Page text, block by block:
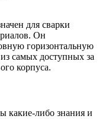
для сварки
Он
горизонтальную
самых доступных за
корпуса.
какие-либо знания и